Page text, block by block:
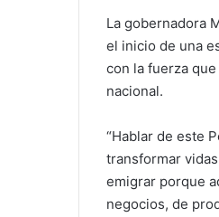
La gobernadora
el inicio de una
con la fuerza
nacional.
“Hablar de este
transformar
emigrar porque
negocios, de